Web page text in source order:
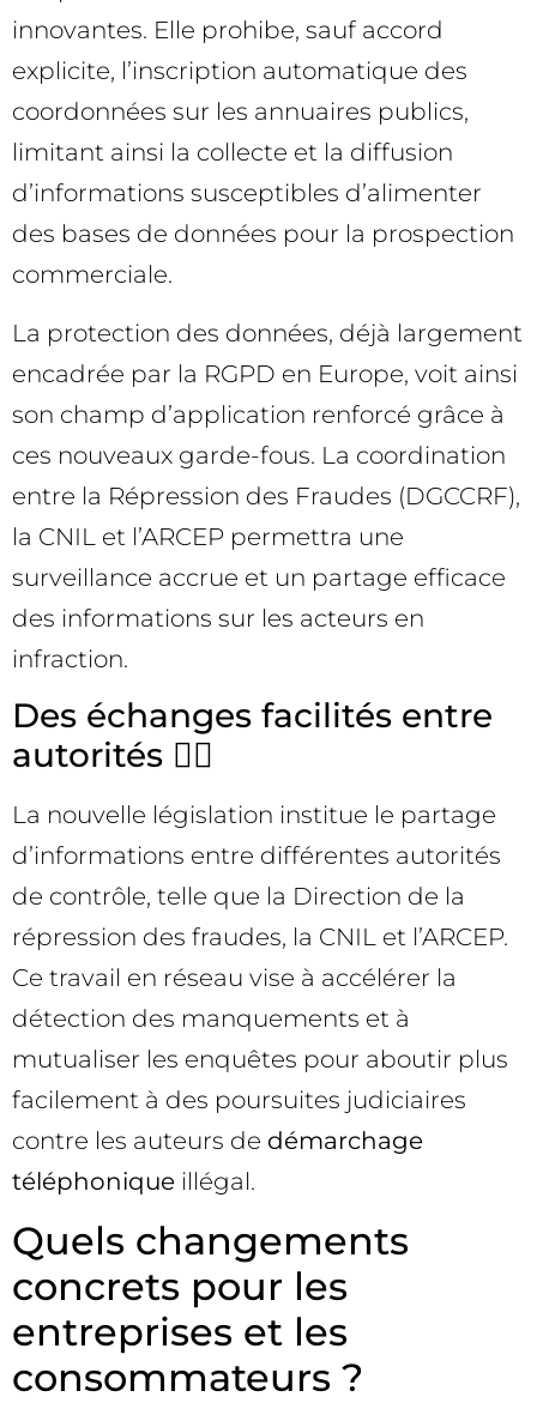
innovantes. Elle prohibe, sauf accord
explicite, l’inscription automatique des
coordonnées sur les annuaires publics,
limitant ainsi la collecte et la diffusion
d’informations susceptibles d’alimenter
des bases de données pour la prospection
commerciale.
La protection des données, déjà largement
encadrée par la RGPD en Europe, voit ainsi
son champ d’application renforcé grâce à
ces nouveaux garde-fous. La coordination
entre la Répression des Fraudes (DGCCRF),
la CNIL et l’ARCEP permettra une
surveillance accrue et un partage efficace
des informations sur les acteurs en
infraction.
Des échanges facilités entre
autorités 🕵️‍♂️
La nouvelle législation institue le partage
d’informations entre différentes autorités
de contrôle, telle que la Direction de la
répression des fraudes, la CNIL et l’ARCEP.
Ce travail en réseau vise à accélérer la
détection des manquements et à
mutualiser les enquêtes pour aboutir plus
facilement à des poursuites judiciaires
contre les auteurs de démarchage
téléphonique illégal.
Quels changements
concrets pour les
entreprises et les
consommateurs ?